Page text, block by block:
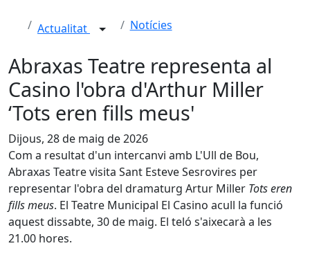
Actualitat Notícies
Abraxas Teatre representa al
Casino l'obra d'Arthur Miller
‘Tots eren fills meus'
Dijous, 28 de maig de 2026
Com a resultat d'un intercanvi amb L'Ull de Bou,
Abraxas Teatre visita Sant Esteve Sesrovires per
representar l'obra del dramaturg Artur Miller Tots eren
fills meus. El Teatre Municipal El Casino acull la funció
aquest dissabte, 30 de maig. El teló s'aixecarà a les
21.00 hores.